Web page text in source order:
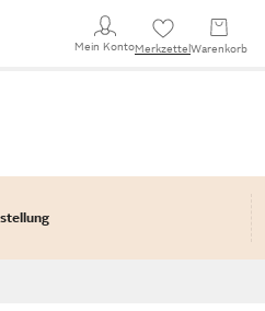
Mein KontoMerkzettel Warenkorb